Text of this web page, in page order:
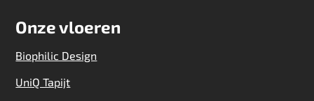
Onze vloeren
Biophilic Design
UniQ Tapijt